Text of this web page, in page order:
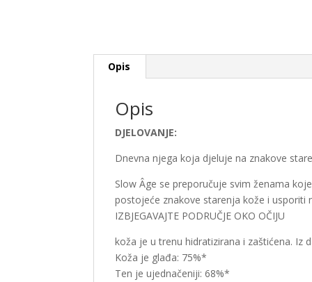
Opis
Opis
DJELOVANJE:
Dnevna njega koja djeluje na znakove
Slow Âge se preporučuje svim ženama
postojeće znakove starenja kože i usporiti
IZBJEGAVAJTE PODRUČJE OKO OČIJU
koža je u trenu hidratizirana i zaštićena. Iz
Koža je glađa: 75%*
Ten je ujednačeniji: 68%*